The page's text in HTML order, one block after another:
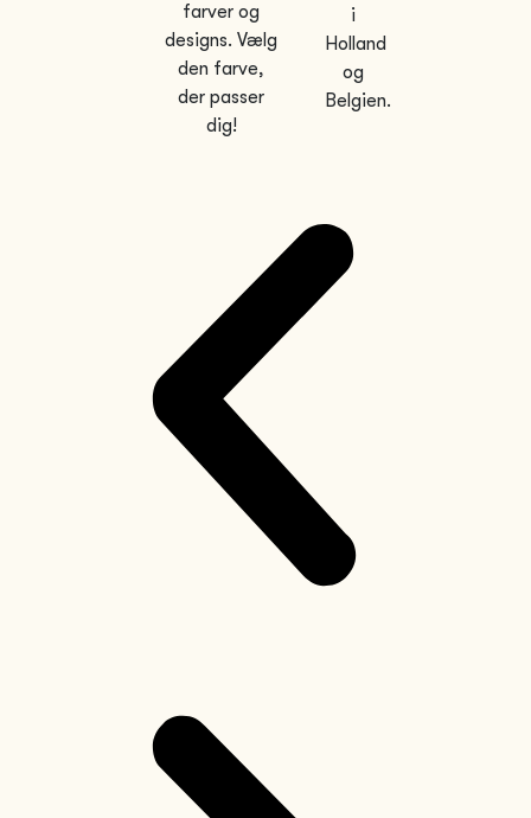
farver og
designs. Vælg
den farve,
der passer
dig!
i
Holland
og
Belgien.